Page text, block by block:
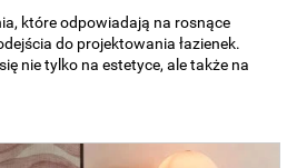
które odpowiadają na rosnące
do projektowania łazienek.
nie tylko na estetyce, ale także na